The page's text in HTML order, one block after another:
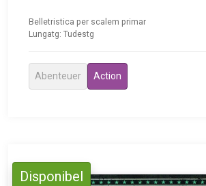
Belletristica per scalem primar
Lungatg: Tudestg
Abenteuer Action
Disponibel